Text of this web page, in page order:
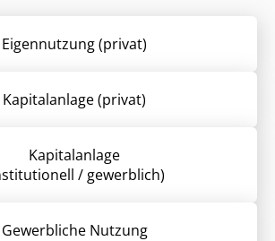
Eigennutzung (privat)
Kapitalanlage (privat)
Kapitalanlage
/ gewerblich)
Gewerbliche Nutzung